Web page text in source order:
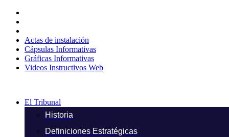
contenido
Actas de instalación
Cápsulas Informativas
Gráficas Informativas
Videos Instructivos Web
El Tribunal
Historia
Definiciones Estratégicas